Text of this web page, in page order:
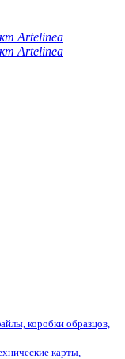
Artelinea
Artelinea
коробки образцов,
карты,